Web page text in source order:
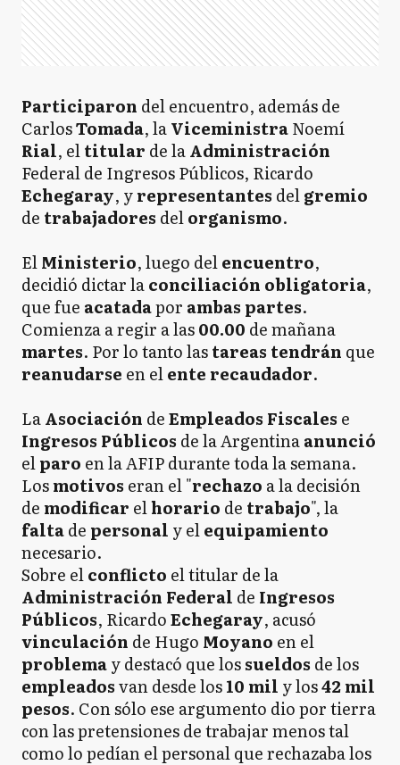
Participaron del encuentro, además de
CarlosTomada, laViceministraNoemí
Rial, eltitular de laAdministración
Federal de Ingresos Públicos, Ricardo
Echegaray, yrepresentantes delgremio
de trabajadores delorganismo.
ElMinisterio, luego delencuentro,
decidió dictar laconciliación obligatoria,
que fue acatadapor ambas partes.
Comienza a regir a las00.00 de mañana
martes. Por lo tanto lastareas tendrán que
reanudarse en elente recaudador.
LaAsociación deEmpleados Fiscales e
Ingresos Públicos de la Argentinaanunció
elparo en la AFIP durante toda la semana.
Losmotivos eran el "rechazo a la decisión
de modificar elhorario de trabajo", la
faltade personal y elequipamiento
necesario.
Sobre elconflicto el titular de la
Administración Federal de Ingresos
Públicos, RicardoEchegaray, acusó
vinculación de Hugo Moyano en el
problemay destacó que lossueldos de los
empleadosvan desde los10 mil y los42 mil
pesos. Con sólo ese argumento dio por tierra
con las pretensiones de trabajar menos tal
como lo pedían el personal que rechazaba los